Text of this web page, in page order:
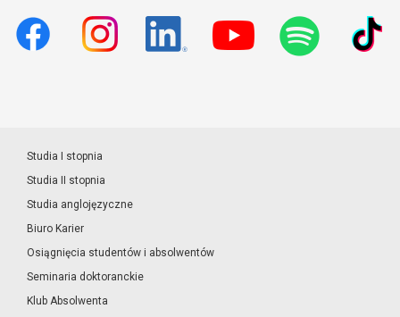
Studia I stopnia
Studia II stopnia
Studia anglojęzyczne
Biuro Karier
Osiągnięcia studentów i absolwentów
Seminaria doktoranckie
Klub Absolwenta